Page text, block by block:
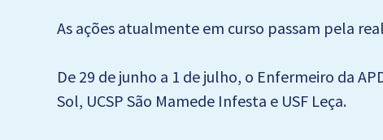
As ações atualmente em curso passam pela
De 29 de junho a 1 de julho, o Enfermeiro da
Sol, UCSP São Mamede Infesta e USF Leça.